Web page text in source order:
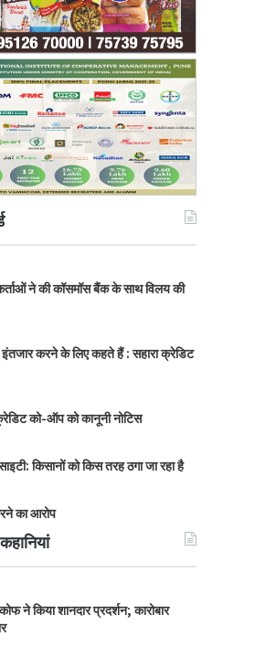
ने की कॉसमॉस बैंक के साथ विलय की
करने के लिए कहते हैं : सहारा क्रेडिट
को-ऑप को कानूनी नोटिस
किसानों को किस तरह ठगा जा रहा है
का आरोप
ने किया शानदार प्रदर्शन; कारोबार